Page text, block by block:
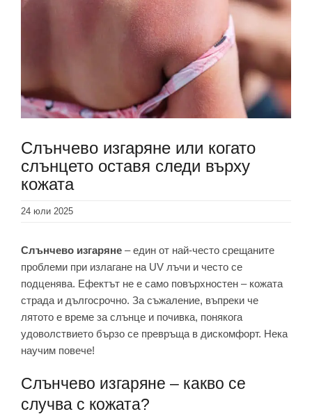
Слънчево изгаряне или когато
слънцето оставя следи върху
кожата
24 юли 2025
Слънчево изгаряне – един от най-често срещаните
проблеми при излагане на UV лъчи и често се
подценява. Ефектът не е само повърхностен – кожата
страда и дългосрочно. За съжаление, въпреки че
лятото е време за слънце и почивка, понякога
удоволствието бързо се превръща в дискомфорт. Нека
научим повече!
Слънчево изгаряне – какво се
случва с кожата?